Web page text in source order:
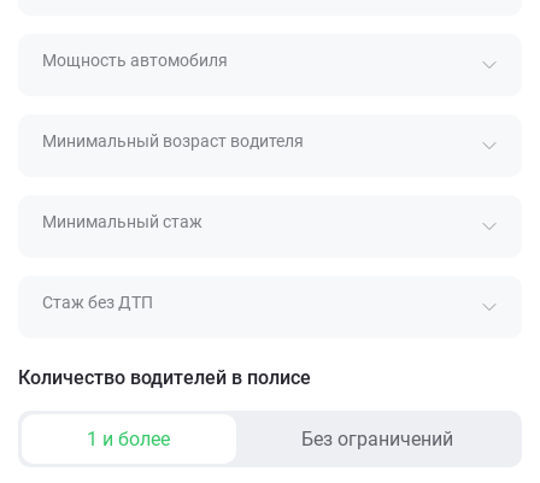
Мощность автомобиля
Минимальный возраст водителя
Минимальный стаж
Стаж без ДТП
Количество водителей в полисе
1 и более Без ограничений